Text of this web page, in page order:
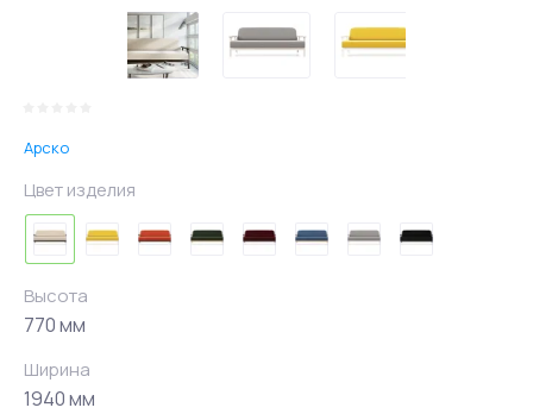
Арско
Цвет изделия
Высота
770 мм
Ширина
1940 мм